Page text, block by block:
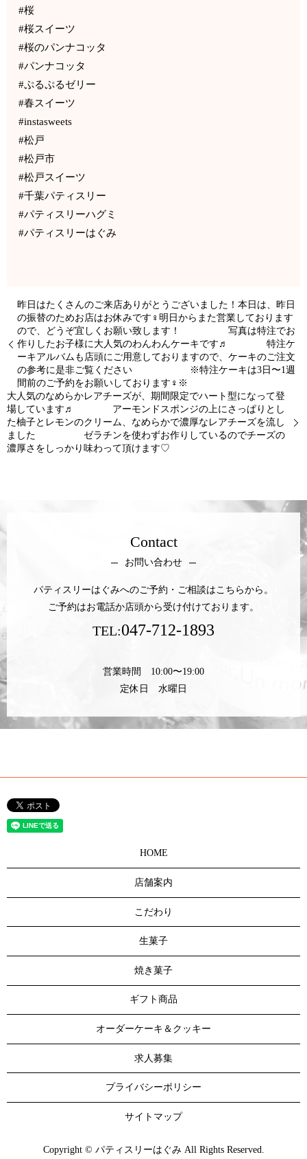
#桜
#桜スイーツ
#桜のパンナコッタ
#パンナコッタ
#ぷるぷるゼリー
#春スイーツ
#instasweets
#松戸
#松戸市
#松戸スイーツ
#千葉パティスリー
#パティスリーハグミ
#パティスリーはぐみ
昨日はたくさんのご来店ありがとうございました！本日は、昨日
の振替のためお店はお休みです‍♀️明日からまた営業しております
ので、どうぞ宜しくお願い致します！ 写真は特注でお
作りしたお子様に大人気のわんわんケーキです♬ 特注ケ
ーキアルバムも店頭にご用意しておりますので、ケーキのご注文
の参考に是非ご覧ください ※特注ケーキは3日〜1週
間前のご予約をお願いしております‍♀️※
大人気のなめらかレアチーズが、期間限定でハート型になって登
場しています♬ アーモンドスポンジの上にさっぱりとし
た柚子とレモンのクリーム、なめらかで濃厚なレアチーズを流し
ました ゼラチンを使わずお作りしているのでチーズの
濃厚さをしっかり味わって頂けます♡
Contact
お問い合わせ
パティスリーはぐみへのご予約・ご相談はこちらから。
ご予約はお電話か店頭から受け付けております。
TEL:047-712-1893
営業時間 10:00〜19:00
定休日 水曜日
HOME
店舗案内
こだわり
生菓子
焼き菓子
ギフト商品
オーダーケーキ＆クッキー
求人募集
プライバシーポリシー
サイトマップ
Copyright © パティスリーはぐみ All Rights Reserved.